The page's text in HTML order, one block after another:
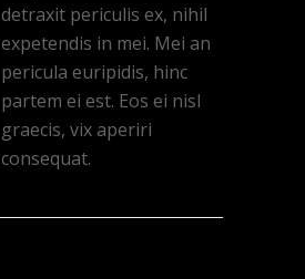
detraxit periculis ex, nihil
expetendis in mei. Mei an
pericula euripidis, hinc
partem ei est. Eos ei nisl
graecis, vix aperiri
consequat.